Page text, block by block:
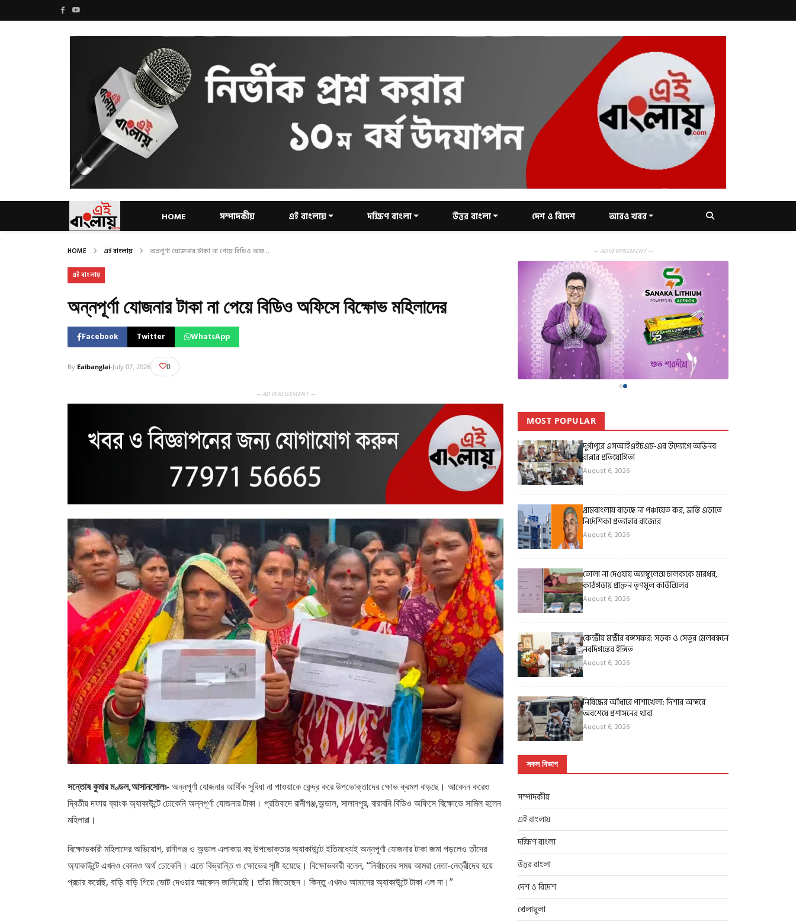
HOME সম্পাদকীয় এই বাংলায় দক্ষিণ বাংলা উত্তর বাংলা দেশ ও বিদেশ আরও খবর
HOME এই বাংলায় অন্নপূর্ণা যোজনার টাকা না পেয়ে বিডিও অফ...
এই বাংলায়
অন্নপূর্ণা যোজনার টাকা না পেয়ে বিডিও অফিসে বিক্ষোভ মহিলাদের
Facebook Twitter WhatsApp
By Eaibanglai-July 07, 2026 0
— ADVERTISEMENT —
সন্তোষ কুমার মণ্ডল,আসানসোলঃ-অন্নপূর্ণা যোজনার আর্থিক সুবিধা না পাওয়াকে কেন্দ্র করে উপভোক্তাদের ক্ষোভ ক্রমশ বাড়ছে। আবেদন করেও
দ্বিতীয় দফায় ব্যাংক অ্যাকাউন্টে ঢোকেনি অন্নপূর্ণা যোজনার টাকা। প্রতিবাদে রানীগঞ্জ,অন্ডাল, সালানপুর, বারাবনি বিডিও অফিসে বিক্ষোভে সামিল হলেন
মহিলারা।
বিক্ষোভকারী মহিলাদের অভিযোগ, রানীগঞ্জ ও অন্ডাল এলাকায় বহু উপভোক্তার অ্যাকাউন্টে ইতিমধ্যেই অন্নপূর্ণা যোজনার টাকা জমা পড়লেও তাঁদের
অ্যাকাউন্টে এখনও কোনও অর্থ ঢোকেনি। এতে বিভ্রান্তি ও ক্ষোভের সৃষ্টি হয়েছে। বিক্ষোভকারী বলেন, “নির্বাচনের সময় আমরা নেতা-নেত্রীদের হয়ে
প্রচার করেছি, বাড়ি বাড়ি গিয়ে ভোট দেওয়ার আবেদন জানিয়েছি। তাঁরা জিতেছেন। কিন্তু এখনও আমাদের অ্যাকাউন্টে টাকা এল না।”
— ADVERTISEMENT —
MOST POPULAR
দুর্গাপুরে এসআইএইচএম-এর উদ্যোগে অভিনব
রান্নার প্রতিযোগিতা
August 6, 2026
গ্রামবাংলায় বাড়ছে না পঞ্চায়েত কর, ভ্রান্তি এড়াতে
নির্দেশিকা প্রত্যাহার রাজ্যের
August 6, 2026
তোলা না দেওয়ায় অ্যাম্বুলেন্স চালককে মারধর,
কাঠগড়ায় প্রাক্তন তৃণমূল কাউন্সিলর
August 6, 2026
কেন্দ্রীয় মন্ত্রীর বঙ্গসফর: সড়ক ও সেতুর মেলবন্ধনে
নবদিগন্তের ইঙ্গিত
August 6, 2026
নিষিদ্ধের আঁধারে পাশাখেলা: দিশার অন্দরে
অবশেষে প্রশাসনের থাবা
August 6, 2026
সকল বিভাগ
সম্পাদকীয়
এই বাংলায়
দক্ষিণ বাংলা
উত্তর বাংলা
দেশ ও বিদেশ
খেলাধুলা